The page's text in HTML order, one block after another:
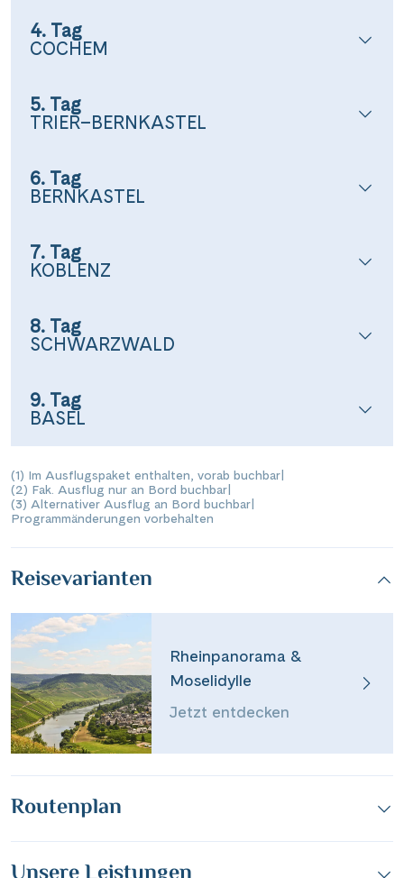
4. Tag
COCHEM
5. Tag
TRIER–BERNKASTEL
6. Tag
BERNKASTEL
7. Tag
KOBLENZ
8. Tag
SCHWARZWALD
9. Tag
BASEL
(1) Im Ausflugspaket enthalten, vorab buchbar
(2) Fak. Ausflug nur an Bord buchbar
(3) Alternativer Ausflug an Bord buchbar
Programmänderungen vorbehalten
Reisevarianten
Rheinpanorama &
Moselidylle
Jetzt entdecken
Routenplan